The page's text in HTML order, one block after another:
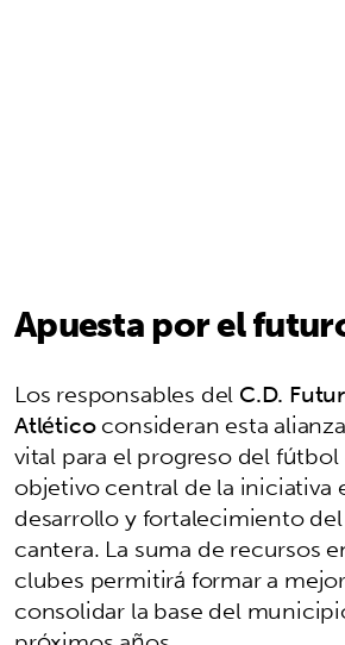
Apuesta por el
Los responsables delC.D.
Atléticoconsideran esta
vital para el progreso del fútbol
objetivo central de la iniciativa
desarrollo y fortalecimiento
cantera. La suma de recursos
clubes permitirá formar a
consolidar la base del